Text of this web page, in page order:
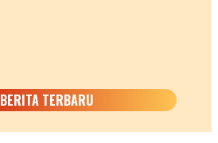
BERITA TERBARU